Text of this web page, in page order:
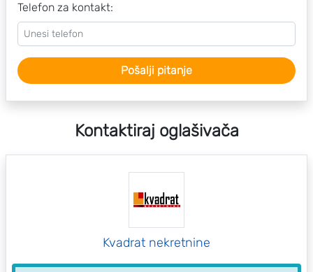
Telefon za kontakt:
Pošalji pitanje
Kontaktiraj oglašivača
Kvadrat nekretnine